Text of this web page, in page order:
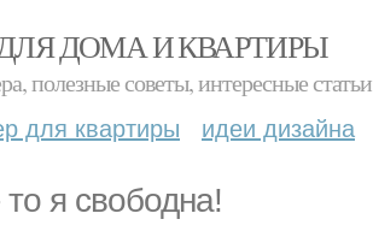
ДОМА И КВАРТИРЫ
полезные советы, интересные статьи
для квартиры идеи дизайна
я свободна!